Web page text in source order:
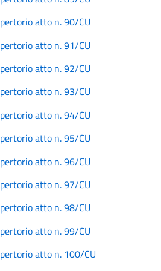
atto n. 90/CU
atto n. 91/CU
atto n. 92/CU
atto n. 93/CU
atto n. 94/CU
atto n. 95/CU
atto n. 96/CU
atto n. 97/CU
atto n. 98/CU
atto n. 99/CU
atto n. 100/CU